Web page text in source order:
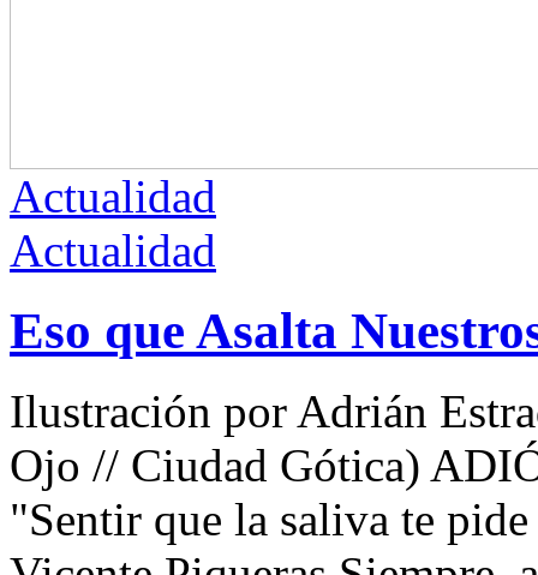
Actualidad
Actualidad
Eso que Asalta
Ilustración por Adrián
Ojo // Ciudad Gótica)
"Sentir que la saliva te